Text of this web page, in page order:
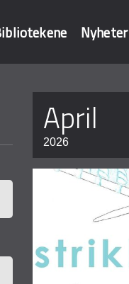
Nyheter
april
2026
Sider